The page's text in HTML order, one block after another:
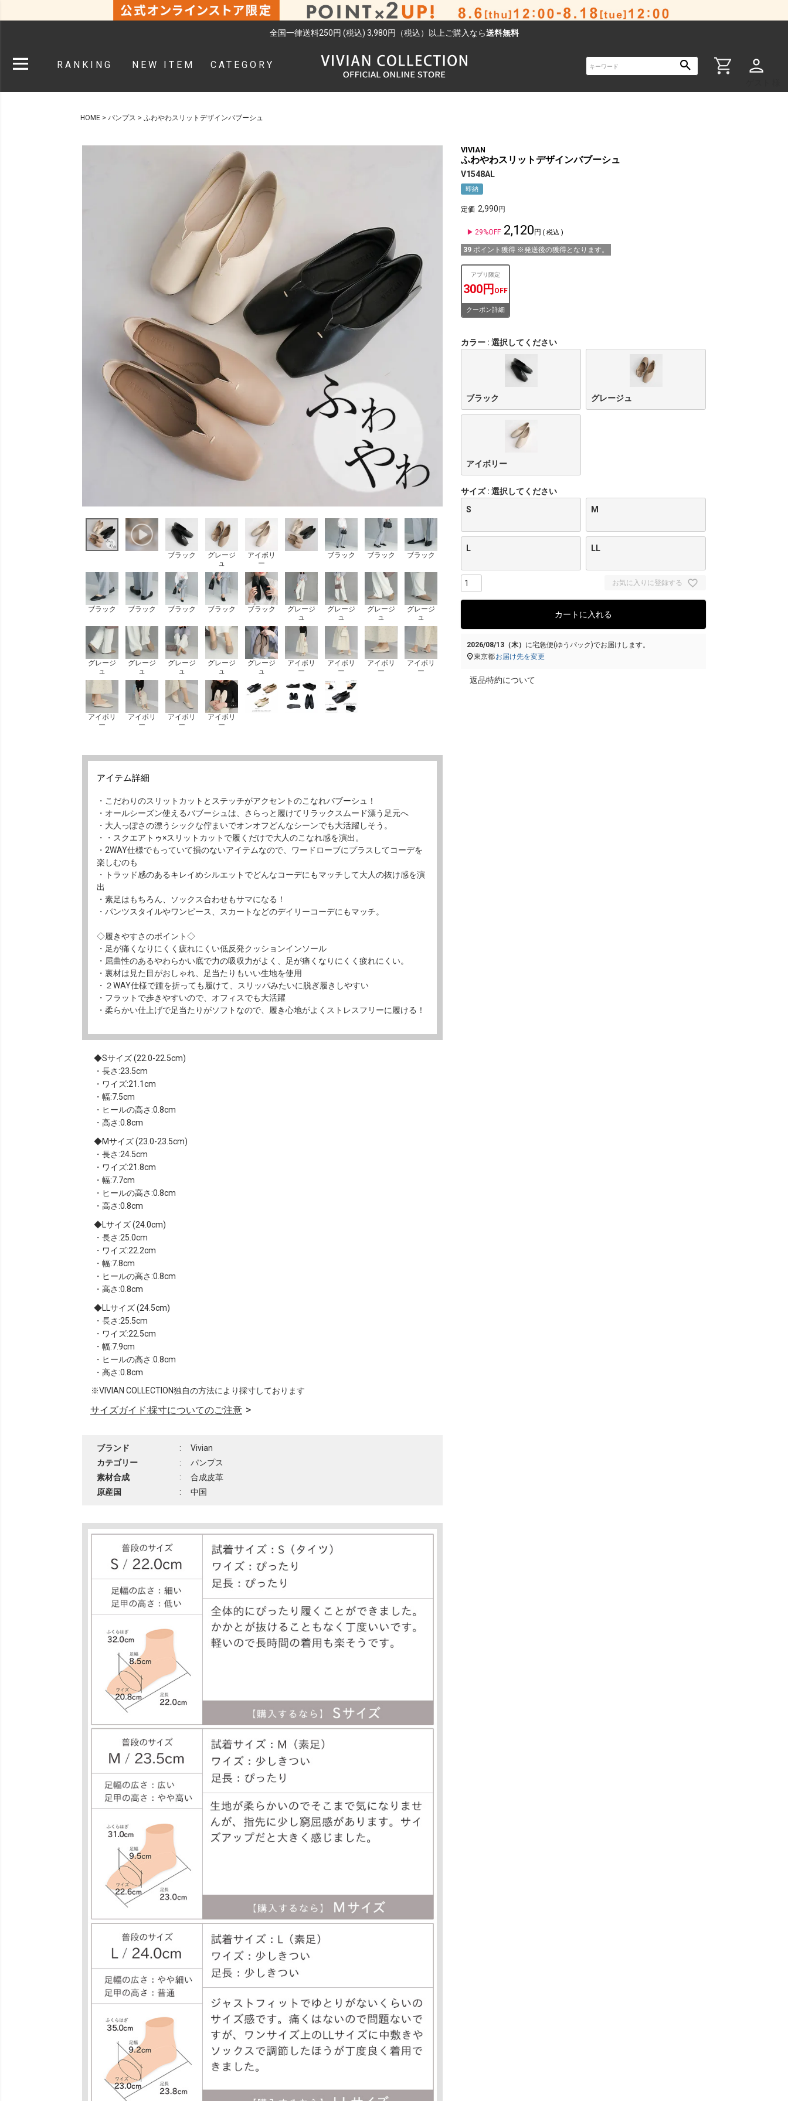
全国一律送料250円 (税込) 3,980円（税込）以上ご購入なら送料無料
RANKING NEW ITEM CATEGORY
検索
HOME パンプス ふわやわスリットデザインバブーシュ
ブラック
グレージ
ュ
アイボリ
ー
ブラック ブラック ブラック
ブラック ブラック ブラック ブラック ブラック
グレージ
ュ
グレージ
ュ
グレージ
ュ
グレージ
ュ
グレージ
ュ
グレージ
ュ
グレージ
ュ
グレージ
ュ
グレージ
ュ
アイボリ
ー
アイボリ
ー
アイボリ
ー
アイボリ
ー
アイボリ
ー
アイボリ
ー
アイボリ
ー
アイボリ
ー
アイテム詳細
・こだわりのスリットカットとステッチがアクセントのこなれバブーシュ！
・オールシーズン使えるバブーシュは、さらっと履けてリラックスムード漂う足元へ
・大人っぽさの漂うシックな佇まいでオンオフどんなシーンでも大活躍しそう。
・・スクエアトゥ×スリットカットで履くだけで大人のこなれ感を演出。
・2WAY仕様でもっていて損のないアイテムなので、ワードローブにプラスしてコーデを
楽しむのも
・トラッド感のあるキレイめシルエットでどんなコーデにもマッチして大人の抜け感を演
出
・素足はもちろん、ソックス合わせもサマになる！
・パンツスタイルやワンピース、スカートなどのデイリーコーデにもマッチ。
◇履きやすさのポイント◇
・足が痛くなりにくく疲れにくい低反発クッションインソール
・屈曲性のあるやわらかい底で力の吸収力がよく、足が痛くなりにくく疲れにくい。
・裏材は見た目がおしゃれ、足当たりもいい生地を使用
・２WAY仕様で踵を折っても履けて、スリッパみたいに脱ぎ履きしやすい
・フラットで歩きやすいので、オフィスでも大活躍
・柔らかい仕上げで足当たりがソフトなので、履き心地がよくストレスフリーに履ける！
Sサイズ (22.0-22.5cm)
・長さ:23.5cm
・ワイズ:21.1cm
・幅:7.5cm
・ヒールの高さ:0.8cm
・高さ:0.8cm
Mサイズ (23.0-23.5cm)
・長さ:24.5cm
・ワイズ:21.8cm
・幅:7.7cm
・ヒールの高さ:0.8cm
・高さ:0.8cm
Lサイズ (24.0cm)
・長さ:25.0cm
・ワイズ:22.2cm
・幅:7.8cm
・ヒールの高さ:0.8cm
・高さ:0.8cm
LLサイズ (24.5cm)
・長さ:25.5cm
・ワイズ:22.5cm
・幅:7.9cm
・ヒールの高さ:0.8cm
・高さ:0.8cm
※VIVIAN COLLECTION独自の方法により採寸しております
サイズガイド:採寸についてのご注意
ブランド :
Vivian
カテゴリー
:
パンプス
素材合成
:
合成皮革
原産国
: 中国
VIVIAN
ふわやわスリットデザインバブーシュ
V1548AL
即納
定価 2,990
29%OFF 2,120 税込
39 ポイント獲得 ※発送後の獲得となります。
アプリ限定
300円 OFF
クーポン詳細
カラー 選択してください
ブラック グレージュ
アイボリー
サイズ
選択してください
S
M
L LL
お気に入りに登録する
カートに入れる
2026/08/13（木） に宅急便(ゆうパック)でお届けします。
東京都お届け先を変更
返品特約について